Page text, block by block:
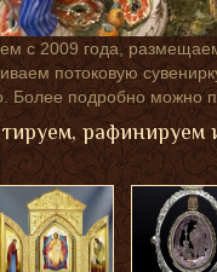
с 2009 года,
потоковую
Более подробно можно
рафинируем